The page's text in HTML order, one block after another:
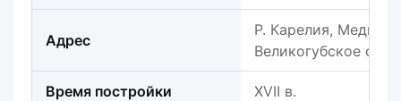
Адрес
Р. Карелия,
Великогубское с.
Время постройки XVII в.